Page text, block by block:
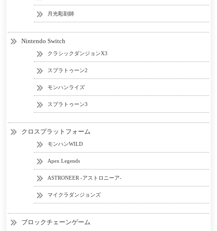
月光彫刻師
Nintendo Switch
クラシックダンジョンX3
スプラトゥーン2
モンハンライズ
スプラトゥーン3
クロスプラットフォーム
モンハンWILD
Apex Legends
ASTRONEER -アストロニーア-
マイクラダンジョンズ
ブロックチェーンゲーム